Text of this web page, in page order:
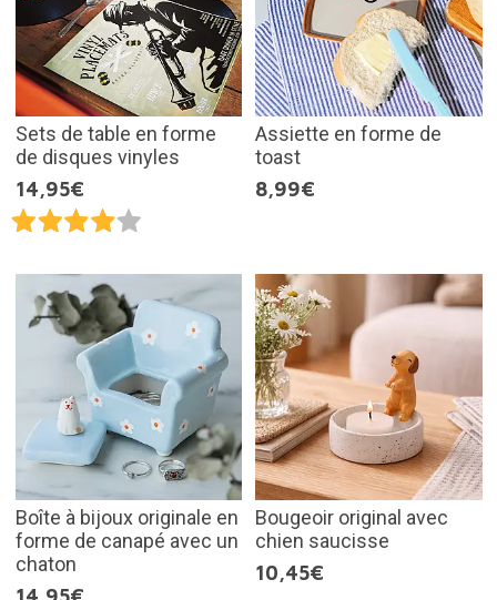
Sets de table en forme
de disques vinyles
14,95€
Assiette en forme de
toast
8,99€
Boîte à bijoux originale en
forme de canapé avec un
chaton
Bougeoir original avec
chien saucisse
10,45€